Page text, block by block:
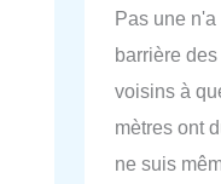
Pas une
barrière
voisins à
mètres ont
ne suis